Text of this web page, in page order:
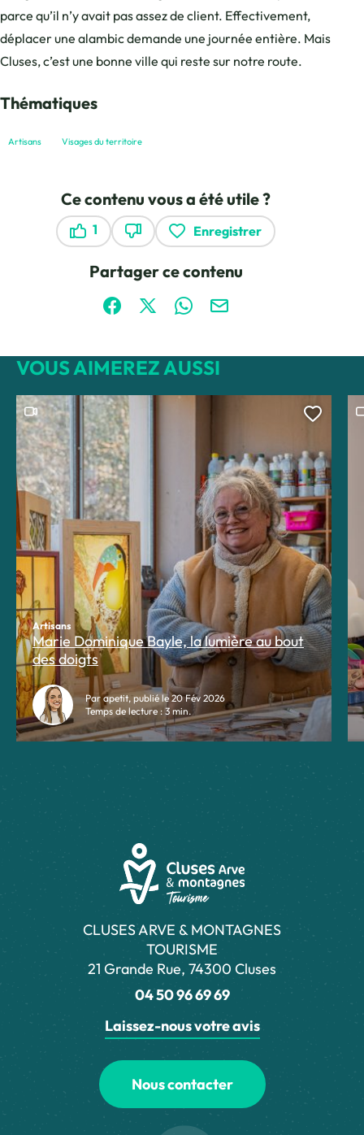
parce qu’il n’y avait pas assez de client. Effectivement,
déplacer une alambic demande une journée entière. Mais
Cluses, c’est une bonne ville qui reste sur notre route.
Thématiques
Artisans Visages du territoire
Ce contenu vous a été utile ?
1
Enregistrer
Partager ce contenu
Partager sur Facebook (nouvelle fenêtre)
Partager sur X / Twitter (nouvelle
Partager sur WhatsApp
Partager par mail
VOUS AIMEREZ AUSSI
Marie Dominique Bayle, la lumière au bout
des doigts
Artisans
Par apetit, publié le 20 Fév 2026
Temps de lecture : 3 min.
Ce contenu contient une vidéo
CLUSES ARVE & MONTAGNES
TOURISME
21 Grande Rue, 74300 Cluses
04 50 96 69 69
Laissez-nous votre avis
Nous contacter